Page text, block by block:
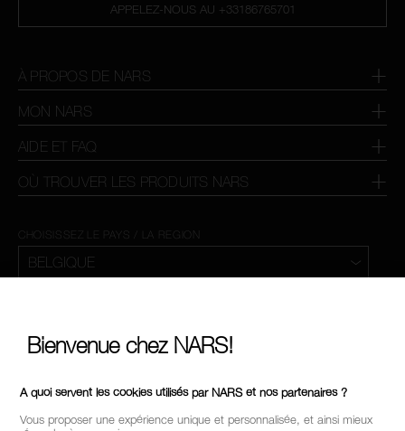
APPELEZ-NOUS AU +33186765701
À PROPOS DE NARS
MON NARS
AIDE ET FAQ
OÙ TROUVER LES PRODUITS NARS
CHOISISSEZ LE PAYS / LA REGION
Bienvenue chez NARS!
A quoi servent les cookies utilisés par NARS et nos partenaires ?
Vous proposer une expérience unique et personnalisée, et ainsi mieux